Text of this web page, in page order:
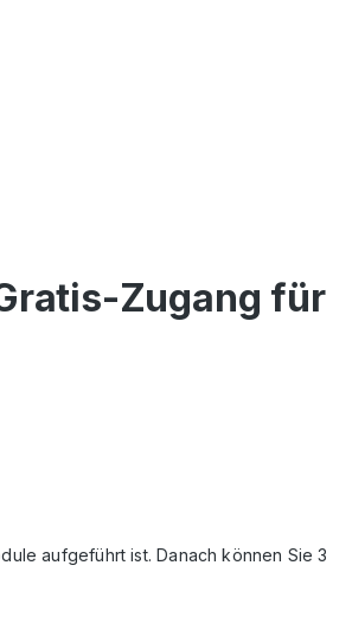
Zugang für
aufgeführt ist. Danach können Sie 3